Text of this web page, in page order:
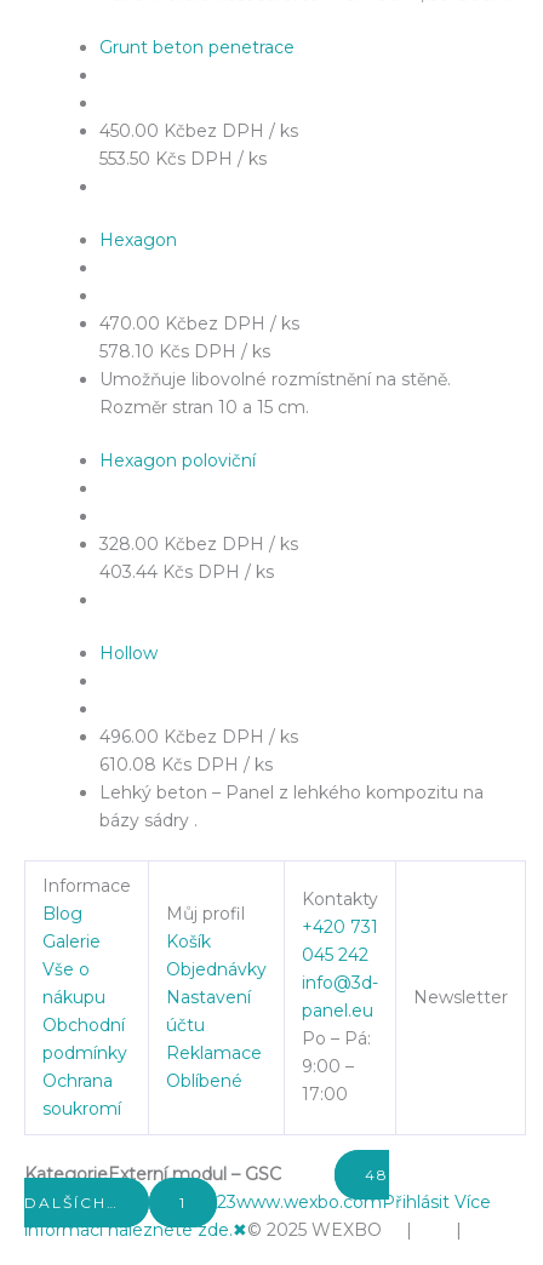
Grunt beton penetrace
450.00 Kčbez DPH / ks
553.50 Kčs DPH / ks
Hexagon
470.00 Kčbez DPH / ks
578.10 Kčs DPH / ks
Umožňuje libovolné rozmístnění na stěně.
Rozměr stran 10 a 15 cm.
Hexagon poloviční
328.00 Kčbez DPH / ks
403.44 Kčs DPH / ks
Hollow
496.00 Kčbez DPH / ks
610.08 Kčs DPH / ks
Lehký beton – Panel z lehkého kompozitu na
bázy sádry .
Informace
Blog
Galerie
Vše o
nákupu
Obchodní
podmínky
Ochrana
soukromí
Můj profil
Košík
Objednávky
Nastavení
účtu
Reklamace
Oblíbené
Kontakty
+420 731
045 242
info@3d-
panel.eu
Po – Pá:
9:00 –
17:00
Newsletter
KategorieExterní modul – GSC
48
DALŠÍCH…
1 23www.wexbo.comPřihlásit Více
informací naleznete zde.✖© 2025 WEXBO | |